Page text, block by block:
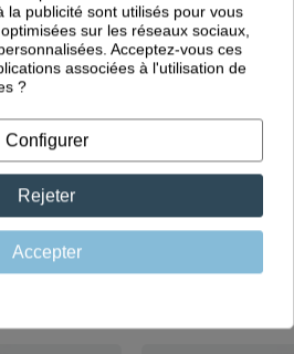
imaginés en
au Portugal
la publicité sont utilisés pour vous
sur les réseaux sociaux,
Acceptez-vous ces
associées à l'utilisation de
?
Configurer
Rejeter
Accepter